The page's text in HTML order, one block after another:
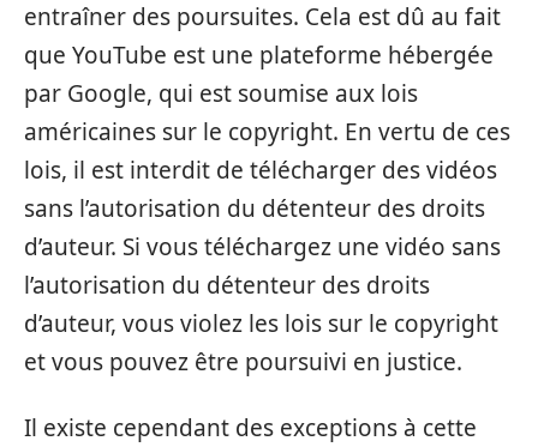
entraîner des poursuites. Cela est dû au fait
que YouTube est une plateforme hébergée
par Google, qui est soumise aux lois
américaines sur le copyright. En vertu de ces
lois, il est interdit de télécharger des vidéos
sans l’autorisation du détenteur des droits
d’auteur. Si vous téléchargez une vidéo sans
l’autorisation du détenteur des droits
d’auteur, vous violez les lois sur le copyright
et vous pouvez être poursuivi en justice.
Il existe cependant des exceptions à cette